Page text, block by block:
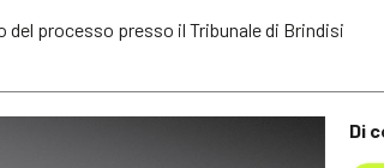
del processo presso il Tribunale di Brindisi
Di